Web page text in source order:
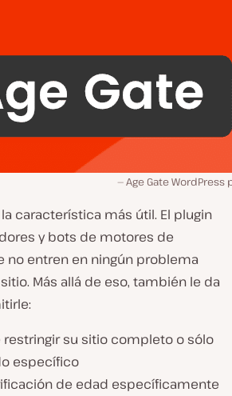
Age Gate WordPress
característica más útil. El plugin
y bots de motores de
no entren en ningún problema
Más allá de eso, también le da
restringir su sitio completo o sólo
específico
de edad específicamente